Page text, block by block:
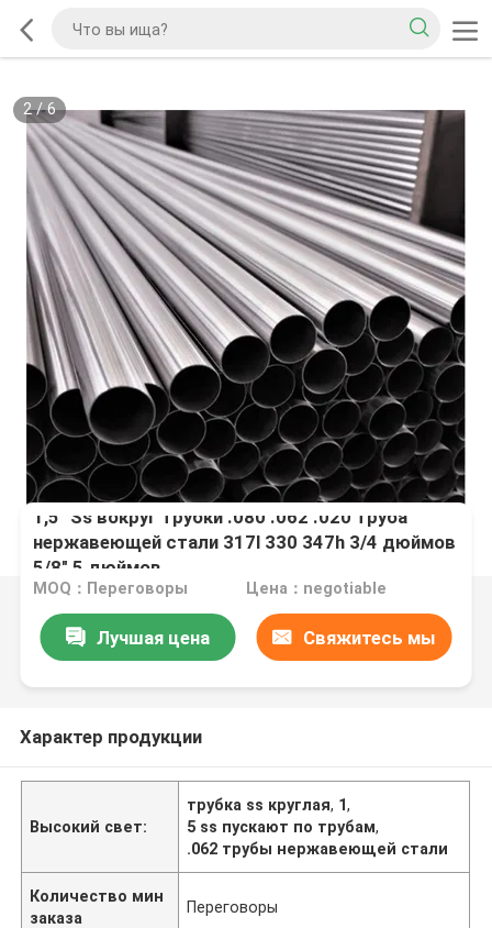
2/6
1,5" Ss вокруг трубки .080 .062 .020 труба
нержавеющей стали 317l 330 347h 3/4 дюймов
5/8" 5 дюймов
MOQ：Переговоры Цена：negotiable
Лучшая цена Свяжитесь мы
Характер продукции
Высокий свет:
трубка ss круглая, 1,
5 ss пускают по трубам,
.062 трубы нержавеющей стали
Количество мин
заказа
Переговоры